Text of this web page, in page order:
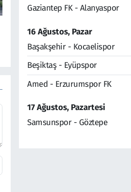
Gaziantep FK - Alanyaspor
16 Ağustos, Pazar
Başakşehir - Kocaelispor
Beşiktaş - Eyüpspor
Amed - Erzurumspor FK
17 Ağustos, Pazartesi
Samsunspor - Göztepe